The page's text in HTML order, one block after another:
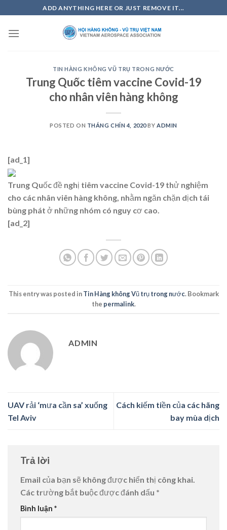
to
content
ADD ANYTHING HERE OR JUST REMOVE IT...
TIN HÀNG KHÔNG VŨ TRỤ TRONG NƯỚC
Trung Quốc tiêm vaccine Covid-19
cho nhân viên hàng không
POSTED ON THÁNG CHÍN 4, 2020BY ADMIN
[ad_1]
Trung Quốc đề nghị tiêm vaccine Covid-19 thử nghiệm
cho các nhân viên hàng không, nhằm ngăn chặn dịch tái
bùng phát ở những nhóm có nguy cơ cao.
[ad_2]
This entry was posted inTin Hàng không Vũ trụ trong nước. Bookmark
the permalink.
ADMIN
UAV rải ‘mưa cần sa’ xuống
Tel Aviv
Cách kiếm tiền của các hãng
bay mùa dịch
Trả lời
Email của bạn sẽ không được hiển thị công khai.
Các trường bắt buộc được đánh dấu *
Bình luận *